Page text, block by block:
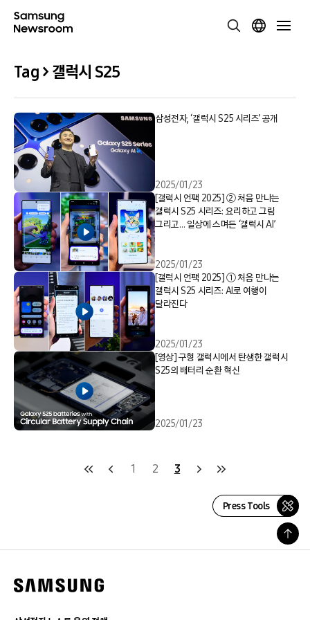
Tag > 갤럭시 S25
삼성전자, ‘갤럭시 S25 시리즈’ 공개
2025/01/23
[갤럭시 언팩 2025] ② 처음 만나는
갤럭시 S25 시리즈: 요리하고 그림
그리고… 일상에 스며든 ‘갤럭시 AI’
2025/01/23
[갤럭시 언팩 2025] ① 처음 만나는
갤럭시 S25 시리즈: AI로 여행이
달라진다
2025/01/23
[영상] 구형 갤럭시에서 탄생한 갤럭시
S25의 배터리 순환 혁신
2025/01/23
1 2 3
Press Tools